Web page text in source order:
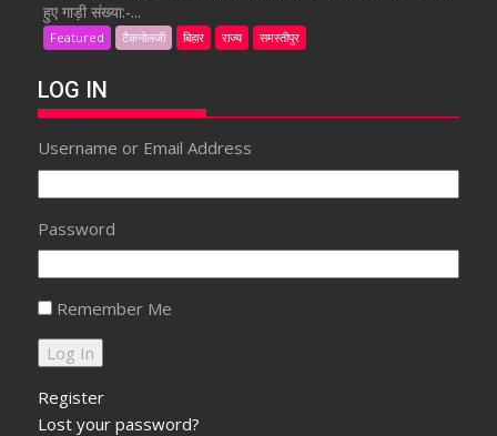
हुए गाड़ी संख्या:-...
Featured टैकनोलजी बिहार राज्य समस्तीपुर
LOG IN
Username or Email Address
Password
Remember Me
Register
Lost your password?